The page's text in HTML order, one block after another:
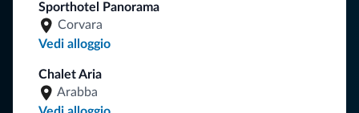
Sporthotel Panorama
Corvara
Vedi alloggio
Chalet Aria
Arabba